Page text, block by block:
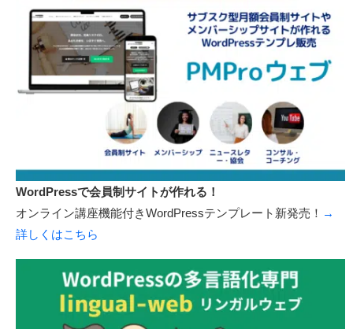
WordPressで会員動画サイトが作れる！
オンライン講座機能付きWordPressテンプレート新発売！